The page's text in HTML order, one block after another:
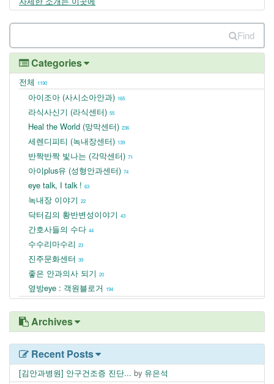
Find
Categories
전체 1190
아이조아 (사시소아안과) 165
라식사신기 (라식센터) 55
Heal the World (망막센터) 236
세렌디피티 (녹내장센터) 139
반짝반짝 빛나는 (각막센터) 71
아이plus유 (성형안과센터) 74
eye talk, I talk ! 63
녹내장 이야기 22
닥터김의 황반변성이야기 43
간호사들의 수다 44
수수리마수리 23
진주문화센터 39
좋은 안과의사 되기 20
옆방eye : 객원블로거 194
Archives
Recent Posts
[김안과병원] 안구건조증 진단... by 유은석